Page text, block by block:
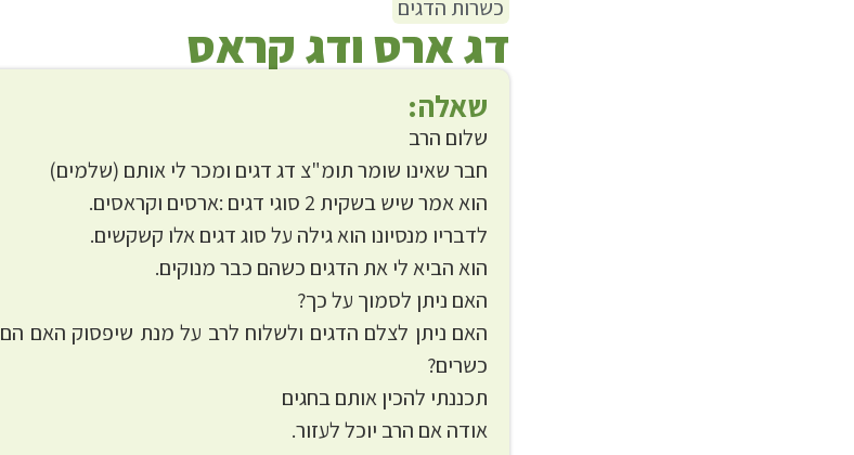
כשרות הדגים
דג ארס ודג קראס
שאלה:
שלום הרב
חבר שאינו שומר תומ"צ דג דגים ומכר לי אותם (שלמים)
הוא אמר שיש בשקית 2 סוגי דגים :ארסים וקראסים.
לדבריו מנסיונו הוא גילה על סוג דגים אלו קשקשים.
הוא הביא לי את הדגים כשהם כבר מנוקים.
האם ניתן לסמוך על כך?
האם ניתן לצלם הדגים ולשלוח לרב על מנת שיפסוק האם הם
כשרים?
תכננתי להכין אותם בחגים
אודה אם הרב יוכל לעזור.